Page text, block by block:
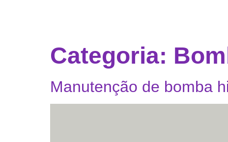
Categoria:
Manutenção de bomba